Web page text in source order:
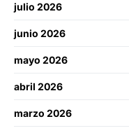
julio 2026
junio 2026
mayo 2026
abril 2026
marzo 2026